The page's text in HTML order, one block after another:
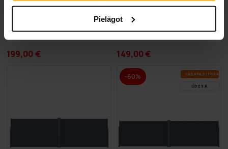
Pielāgot
BEZ­MAK­SAS PIE­GĀ­DE
Lykke dārza sols Fjordheim 125x60x80 cm
199,00 €
BEZ­MAK­SAS PIE­GĀ­DE
Fornorth Vistas stieple 1x25m
149,00 €
-60% VA­SA­RAS IZ­SKA­ŅA
LĪDZ 9.8.